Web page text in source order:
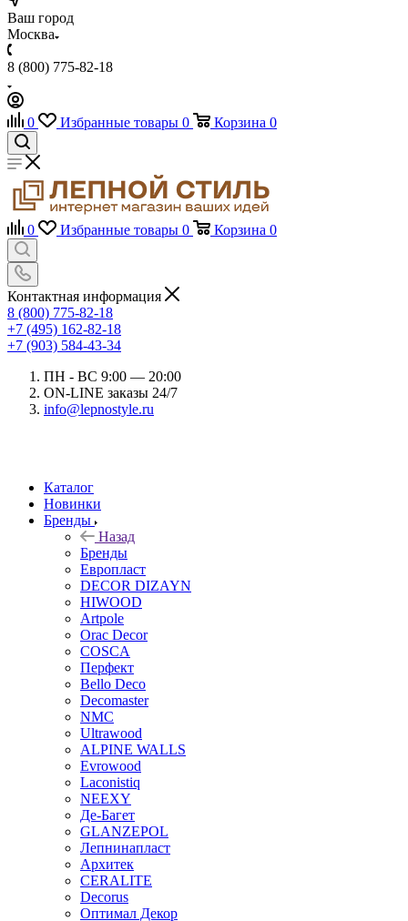
Ваш город
Москва
8 (800) 775-82-18
0 Избранные товары 0 Корзина 0
0 Избранные товары 0 Корзина 0
Контактная информация
8 (800) 775-82-18
+7 (495) 162-82-18
+7 (903) 584-43-34
ПН - ВС 9:00 — 20:00
ON-LINE заказы 24/7
info@lepnostyle.ru
Каталог
Новинки
Бренды
Назад
Бренды
Европласт
DECOR DIZAYN
HIWOOD
Artpole
Orac Decor
COSCA
Перфект
Bello Deco
Decomaster
NMС
Ultrawood
ALPINE WALLS
Evrowood
Laconistiq
NEEXY
Де-Багет
GLANZEPOL
Лепнинапласт
Архитек
CERALITE
Decorus
Оптимал Декор